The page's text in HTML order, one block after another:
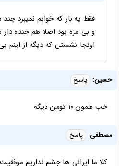
فقط یه بار که خوابم نمیبرد
و بی مزه بود اصلا هم خنده
اونجا نشستن که دیگه از اینم
حسین: پاسخ
خب همون ۱۰ تومن دیگه
مصطفی: پاسخ
کلا ما ایرانی ها چشم نداریم